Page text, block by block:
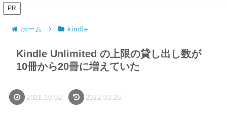
PR
ホーム kindle
Kindle Unlimited の上限の貸し出し数が
10冊から20冊に増えていた
2021.10.02 2022.03.25